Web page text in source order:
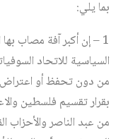
بما يلي:
1 – إن أكبر آفة مصاب
السياسية للاتحاد
من دون تحفظ أو
بقرار تقسيم فلسطين
من عبد الناصر والأحزاب